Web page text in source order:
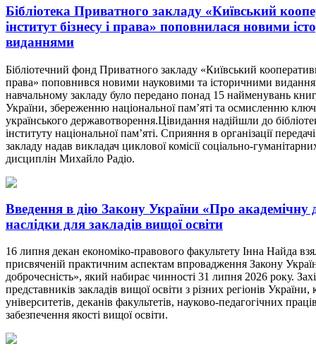
Бібліотека Приватного закладу «Київський
інститут бізнесу і права» поповнилася новими
виданнями
Бібліотечний фонд Приватного закладу «Київський
права» поповнився новими науковими та історичними
навчальному закладу було передано понад 15 найменувань
України, збереженню національної пам’яті та осмисленню
українського державотворення.Цівидання надійшли до
інституту національної пам’яті. Сприяння в організації
закладу надав викладач циклової комісії соціально-
дисциплін Михайло Радіо.
Введення в дію Закону України «Про академічну
наслідки для закладів вищої освіти
16 липня декан економіко-правового факультету Інна Найда
присвяченій практичним аспектам впровадження Закону
доброчесність», який набирає чинності 31 липня 2026 року.
представників закладів вищої освіти з різних регіонів України,
університетів, деканів факультетів, науково-педагогічних
забезпечення якості вищої освіти.